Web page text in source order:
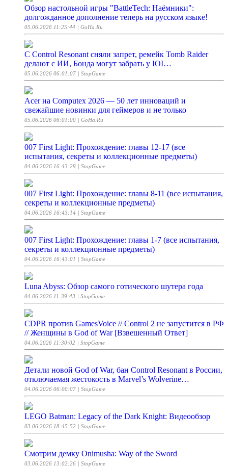
Обзор настольной игры "BattleTech: Наёмники":
долгожданное дополнение теперь на русском языке!
05.06.2026 11:25:44 | GoHa.Ru
С Control Resonant сняли запрет, ремейк Tomb Raider
делают с ИИ, Бонда могут забрать у IOI…
05.06.2026 06:01:07 | StopGame
Acer на Computex 2026 — 50 лет инноваций и
свежайшие новинки для геймеров и не только
05.06.2026 06:01:00 | GoHa.Ru
007 First Light: Прохождение: главы 12-17 (все
испытания, секреты и коллекционные предметы)
04.06.2026 16:43:29 | StopGame
007 First Light: Прохождение: главы 8-11 (все испытания,
секреты и коллекционные предметы)
04.06.2026 16:43:14 | StopGame
007 First Light: Прохождение: главы 1-7 (все испытания,
секреты и коллекционные предметы)
04.06.2026 16:43:01 | StopGame
Luna Abyss: Обзор самого готического шутера года
04.06.2026 11:39:43 | StopGame
CDPR против GamesVoice // Control 2 не запустится в РФ
// Женщины в God of War [Взвешенный Ответ]
04.06.2026 11:30:02 | StopGame
Детали новой God of War, бан Control Resonant в России,
отключаемая жестокость в Marvel’s Wolverine…
04.06.2026 06:00:07 | StopGame
LEGO Batman: Legacy of the Dark Knight: Видеообзор
03.06.2026 18:45:52 | StopGame
Смотрим демку Onimusha: Way of the Sword
03.06.2026 13:02:26 | StopGame